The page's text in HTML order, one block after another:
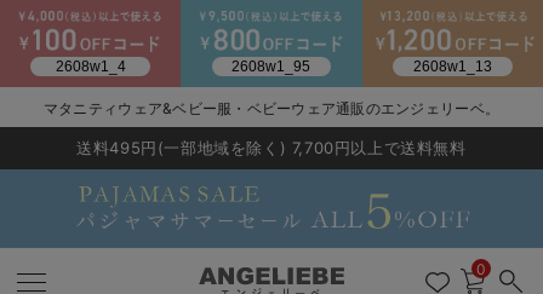
マタニティウェア&ベビー服・ベビーウェア通販のエンジェリーベ。
2026/NewArrival
送料495円(一部地域を除く) 7,700円以上で送料無料
LINE お友達登録で500円OFF click
0